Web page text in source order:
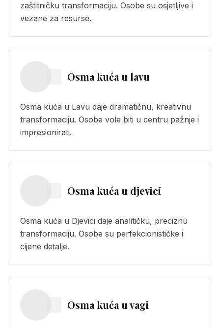
zaštitničku transformaciju. Osobe su osjetljive i
vezane za resurse.
Osma kuća u lavu
Osma kuća u Lavu daje dramatičnu, kreativnu
transformaciju. Osobe vole biti u centru pažnje i
impresionirati.
Osma kuća u djevici
Osma kuća u Djevici daje analitičku, preciznu
transformaciju. Osobe su perfekcionističke i
cijene detalje.
Osma kuća u vagi